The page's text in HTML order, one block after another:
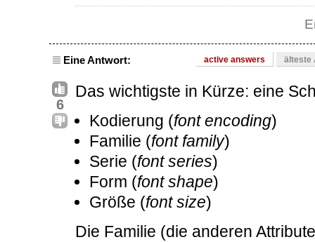
Eine Antwort: active answers älteste
6
Das wichtigste in Kürze: eine
Kodierung (font encoding)
Familie (font family)
Serie (font series)
Form (font shape)
Größe (font size)
Die Familie (die anderen